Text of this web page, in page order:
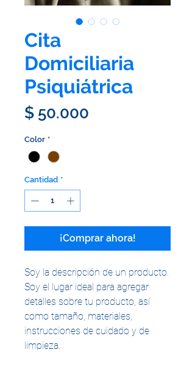
Cita
Domiciliaria
Psiquiátrica
$ 50.000
Color *
Cantidad *
¡Comprar ahora!
Soy la descripción de un producto.
Soy el lugar ideal para agregar
detalles sobre tu producto, así
como tamaño, materiales,
instrucciones de cuidado y de
limpieza.